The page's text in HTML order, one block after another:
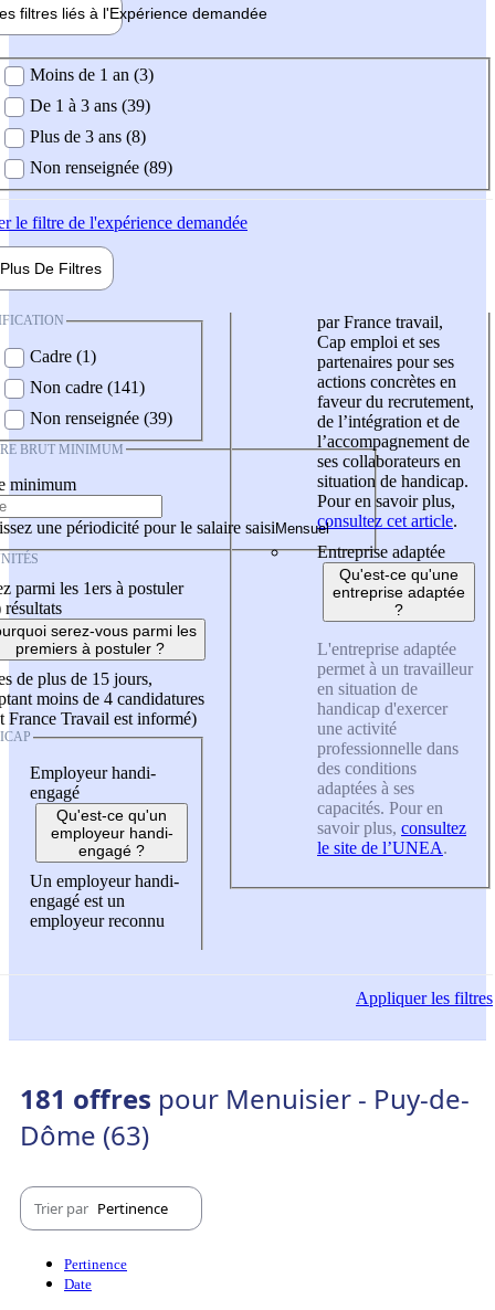
filtres liés à l'Expérience demandée
demandée
Moins de 1 an (3)
De 1 à 3 ans (39)
Plus de 3 ans (8)
Non renseignée (89)
le filtre de l'expérience demandée
Plus De Filtres
Cadre (1)
Non cadre (141)
Non renseignée (39)
BRUT MINIMUM
minimum
une périodicité pour le salaire saisi
parmi les 1ers à postuler
résultats
serez-vous parmi les
premiers à postuler ?
de plus de 15 jours,
moins de 4 candidatures
France Travail est informé)
Employeur handi-
engagé
Qu'est-ce qu'un
employeur handi-
engagé ?
Un employeur handi-
engagé est un
employeur reconnu
par France travail,
Cap emploi et ses
partenaires pour ses
actions concrètes en
faveur du recrutement,
de l’intégration et de
l’accompagnement de
ses collaborateurs en
situation de handicap.
Pour en savoir plus,
consultez cet article.
Entreprise adaptée
Qu'est-ce qu'une
entreprise adaptée
?
L'entreprise adaptée
permet à un travailleur
en situation de
handicap d'exercer
une activité
professionnelle dans
des conditions
adaptées à ses
capacités. Pour en
savoir plus, consultez
le site de l’UNEA.
Appliquerles filtres
181 offres pour Menuisier - Puy-de-
Dôme (63)
Trier par Pertinence
Pertinence
Date